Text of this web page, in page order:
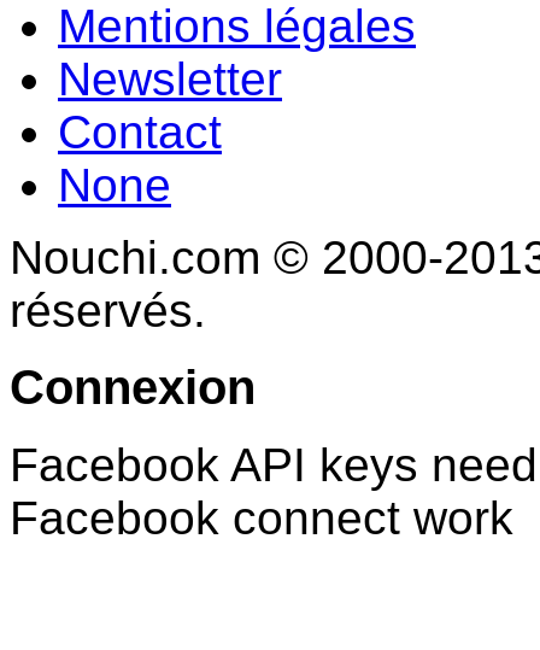
Mentions légales
Newsletter
Contact
None
Nouchi.com © 2000-
réservés.
Connexion
Facebook API keys
Facebook connect work